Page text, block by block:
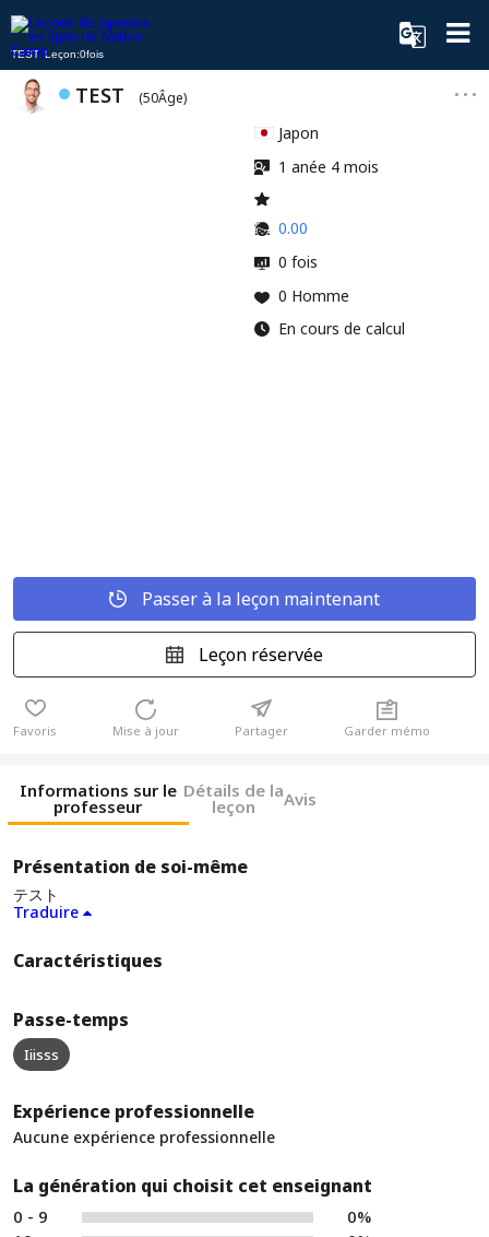
TEST Leçon:0fois
TEST (50Âge)
Japon
1 anée 4 mois
0.00
0 fois
0 Homme
En cours de calcul
Passer à la leçon maintenant
Leçon réservée
Favoris Mise à jour Partager Garder mémo
Informations sur le
professeur
Détails de la
leçon Avis
Présentation de soi-même
テスト
Traduire
Caractéristiques
Passe-temps
Iiisss
Expérience professionnelle
Aucune expérience professionnelle
La génération qui choisit cet enseignant
0 - 9
0%